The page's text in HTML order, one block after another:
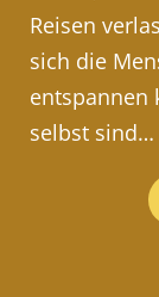
Reisen
sich die
entspannen
selbst sind…